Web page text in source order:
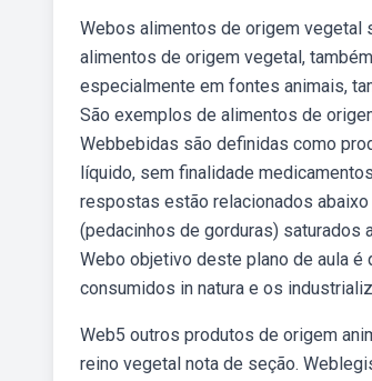
Webos alimentos de origem vegetal
alimentos de origem vegetal,
especialmente em fontes animais,
São exemplos de alimentos de
Webbebidas são definidas como
líquido, sem finalidade
respostas estão relacionados
(pedacinhos de gorduras) saturados
Webo objetivo deste plano de aula
consumidos in natura e os
Web5 outros produtos de origem
reino vegetal nota de seção.